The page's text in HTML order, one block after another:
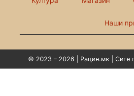
Наши
© 2023 – 2026 | Рацин.мк | Сите